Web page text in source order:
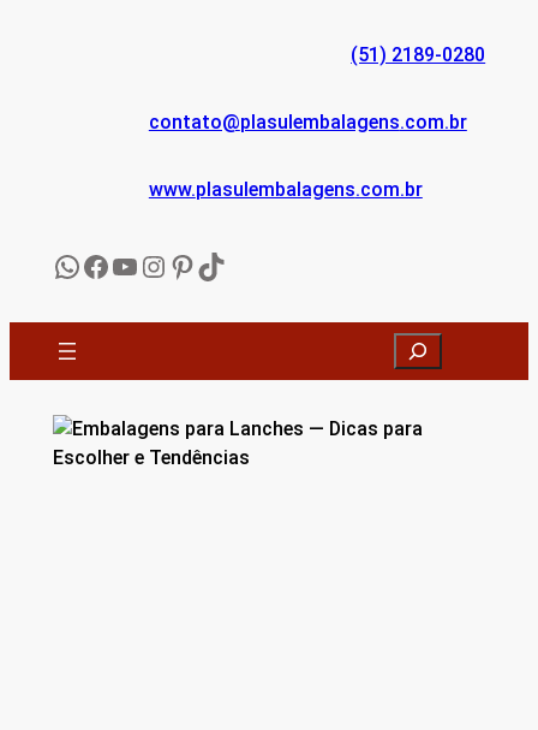
(51) 2189-0280
contato@plasulembalagens.com.br
www.plasulembalagens.com.br
WhatsApp
Facebook
YouTube
Instagram
Pinterest
TikTok
Search